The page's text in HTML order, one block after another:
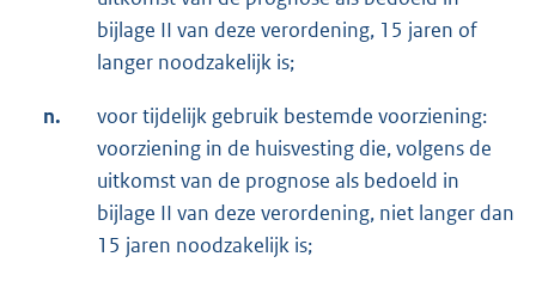
bijlage II van deze verordening, 15 jaren of
langer noodzakelijk is;
n.
voor tijdelijk gebruik bestemde voorziening:
voorziening in de huisvesting die, volgens de
uitkomst van de prognose als bedoeld in
bijlage II van deze verordening, niet langer dan
15 jaren noodzakelijk is;